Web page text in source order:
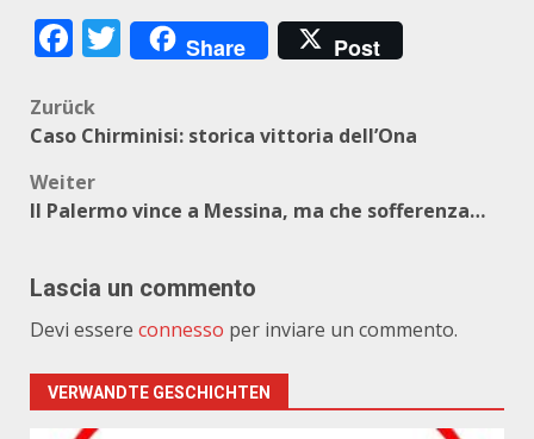
Facebook
Twitter
Share Post
Beitragsnavigation
Zurück
Caso Chirminisi: storica vittoria dell’Ona
Weiter
Il Palermo vince a Messina, ma che sofferenza…
Lascia un commento
Devi essere connesso per inviare un commento.
VERWANDTE GESCHICHTEN